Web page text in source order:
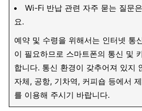
Wi-Fi 반납 관련 자주 묻는 질문
요.
예약 및 수령을 위해서는 인터넷 통
이 필요하므로 스마트폰의 통신 및
합니다. 통신 환경이 갖추어져 있지
자체, 공항, 기차역, 커피숍 등에서
를 이용해 주시기 바랍니다.